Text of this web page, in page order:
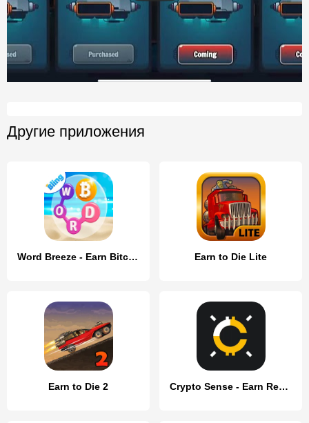
Другие приложения
Word Breeze - Earn Bitcoin Earn to Die Lite
Earn to Die 2 Crypto Sense - Earn Rewards